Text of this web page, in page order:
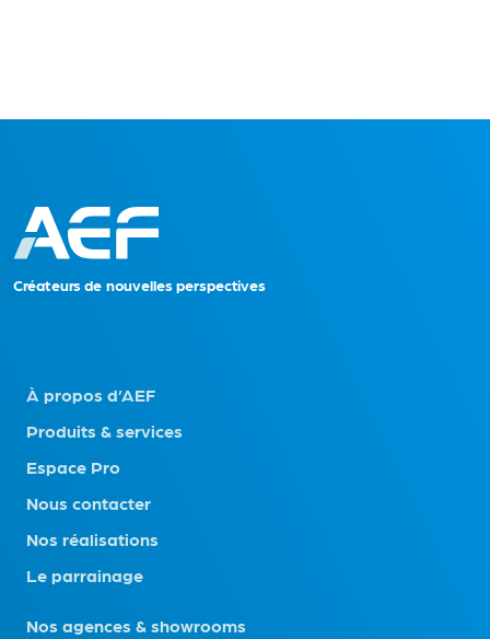
Créateursde nouvelles perspectives
À propos d’AEF
Produits & services
Espace Pro
Nous contacter
Nos réalisations
Le parrainage
Nos agences & showrooms